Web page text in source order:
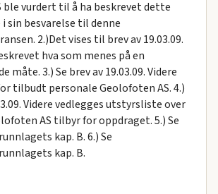
ble vurdert til å ha beskrevet dette
sin besvarelse til denne
2.)Det vises til brev av 19.03.09.
hva som menes på en
3.) Se brev av 19.03.09. Videre
tilbudt personale Geolofoten AS. 4.)
Videre vedlegges utstyrsliste over
AS tilbyr for oppdraget. 5.) Se
kap. B. 6.) Se
kap. B.